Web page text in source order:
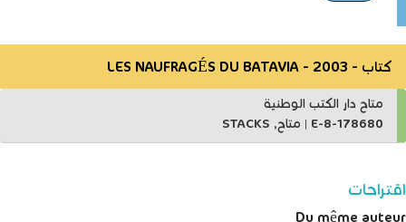
كتاب - 2003 - LES NAUFRAGÉS DU BATAVIA
متاح دار الكتب الوطنية
E-8-178680
| متاح, STACKS
اقتراحات
Du même auteur